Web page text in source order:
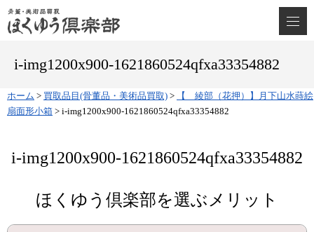
i-img1200x900-1621860524qfxa33354882
ホーム > 買取品目(骨董品・美術品買取) >
【 綾部（花押）】月下山水蒔絵
扇面形小箱 > i-img1200x900-1621860524qfxa33354882
i-img1200x900-1621860524qfxa33354882
ほくゆう倶楽部を選ぶメリット